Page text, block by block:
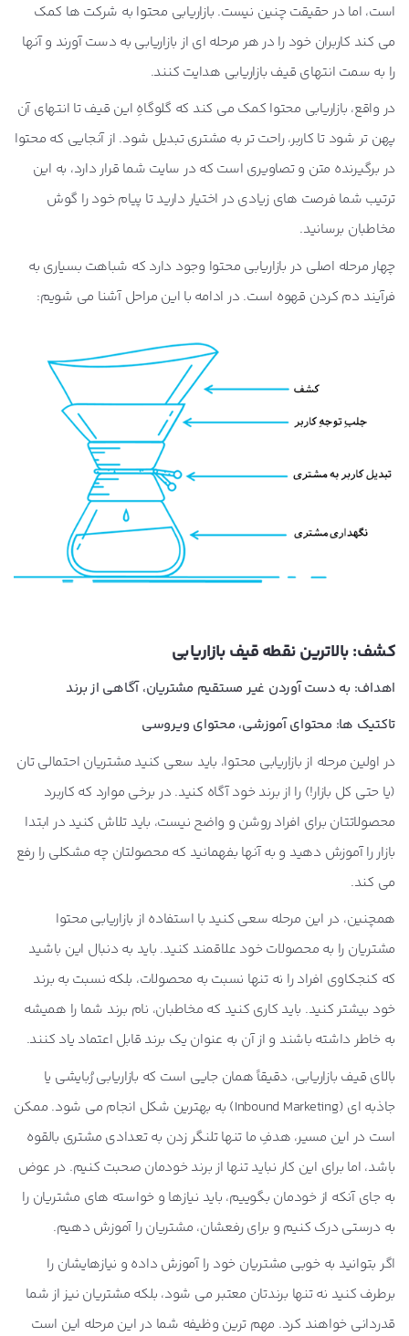
است، اما در حقیقت چنین نیست. بازاریابی محتوا به شرکت ها کمک
می کند کاربران خود را در هر مرحله ای از بازاریابی به دست آورند و آنها
را به سمت انتهای قیف بازاریابی هدایت کنند.
در واقع، بازاریابی محتوا کمک می کند که گلوگاهِ این قیف تا انتهای آن
پهن تر شود تا کاربر، راحت تر به مشتری تبدیل شود. از آنجایی که محتوا
در برگیرنده متن و تصاویری است که در سایت شما قرار دارد، به این
ترتیب شما فرصت های زیادی در اختیار دارید تا پیام خود را گوش
مخاطبان برسانید.
چهار مرحله اصلی در بازاریابی محتوا وجود دارد که شباهت بسیاری به
فرآیند دم کردن قهوه است. در ادامه با این مراحل آشنا می شویم:
کشف: بالاترین نقطه قیف بازاریابی
اهداف: به دست آوردن غیر مستقیم مشتریان، آگاهی از برند
تاکتیک ها: محتوای آموزشی، محتوای ویروسی
در اولین مرحله از بازاریابی محتوا، باید سعی کنید مشتریان احتمالی تان
(یا حتی کل بازار!) را از برند خود آگاه کنید. در برخی موارد که کاربرد
محصولاتتان برای افراد روشن و واضح نیست، باید تلاش کنید در ابتدا
بازار را آموزش دهید و به آنها بفهمانید که محصولتان چه مشکلی را رفع
می کند.
همچنین، در این مرحله سعی کنید با استفاده از بازاریابی محتوا
مشتریان را به محصولات خود علاقمند کنید. باید به دنبال این باشید
که کنجکاوی افراد را نه تنها نسبت به محصولات، بلکه نسبت به برند
خود بیشتر کنید. باید کاری کنید که مخاطبان، نام برند شما را همیشه
به خاطر داشته باشند و از آن به عنوان یک برند قابل اعتماد یاد کنند.
بالای قیف بازاریابی، دقیقاً همان جایی است که بازاریابی رُبایشی یا
جاذبه ای (Inbound Marketing)
به بهترین شکل انجام می شود. ممکن
است در این مسیر، هدفِ ما تنها تلنگر زدن به تعدادی مشتری بالقوه
باشد، اما برای این کار نباید تنها از برند خودمان صحبت کنیم. در عوض
به جای آنکه از خودمان بگوییم، باید نیازها و خواسته های مشتریان را
به درستی درک کنیم و برای رفعشان، مشتریان را آموزش دهیم.
اگر بتوانید به خوبی مشتریان خود را آموزش داده و نیازهایشان را
برطرف کنید نه تنها برندتان معتبر می شود، بلکه مشتریان نیز از شما
قدردانی خواهند کرد. مهم ترین وظیفه شما در این مرحله این است